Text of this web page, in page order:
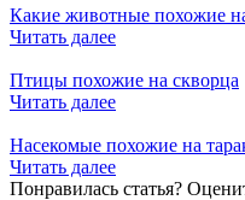
Какие животные похожие
Читать далее
Птицы похожие на скворца
Читать далее
Насекомые похожие на
Читать далее
Понравилась статья?